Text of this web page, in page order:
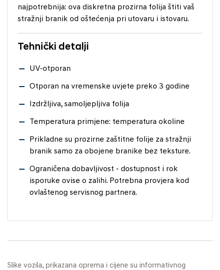
najpotrebnija: ova diskretna prozirna folija štiti vaš
stražnji branik od oštećenja pri utovaru i istovaru.
Tehnički detalji
UV-otporan
Otporan na vremenske uvjete preko 3 godine
Izdržljiva, samoljepljiva folija
Temperatura primjene: temperatura okoline
Prikladne su prozirne zaštitne folije za stražnji
branik samo za obojene branike bez teksture.
Ograničena dobavljivost - dostupnost i rok
isporuke ovise o zalihi. Potrebna provjera kod
ovlaštenog servisnog partnera.
Slike vozila, prikazana oprema i cijene su informativnog